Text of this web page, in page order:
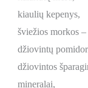
kiaulių kepenys,
šviežios morkos –
džiovintų
džiovintos
mineralai,